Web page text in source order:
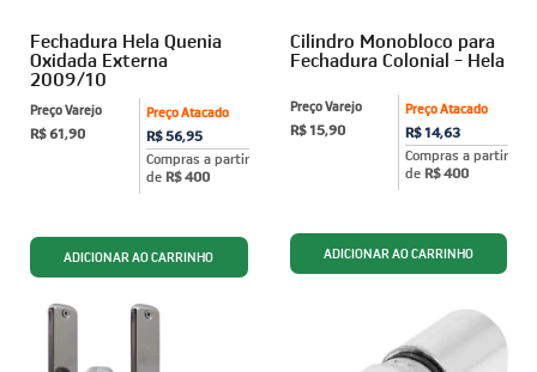
Fechadura Hela Quenia
Oxidada Externa
2009/10
Preço Atacado
R$ 56,95
Compras a partir
de R$ 400
Preço Varejo
R$ 61,90
Cilindro Monobloco para
Fechadura Colonial - Hela
Preço Atacado
R$ 14,63
Compras a partir
de R$ 400
Preço Varejo
R$ 15,90